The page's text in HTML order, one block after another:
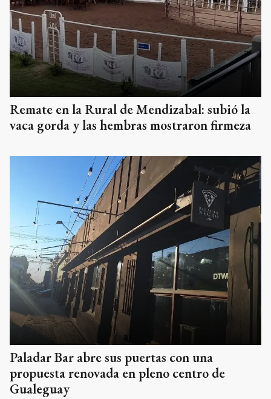
Remate en la Rural de Mendizabal: subió la
vaca gorda y las hembras mostraron firmeza
Paladar Bar abre sus puertas con una
propuesta renovada en pleno centro de
Gualeguay